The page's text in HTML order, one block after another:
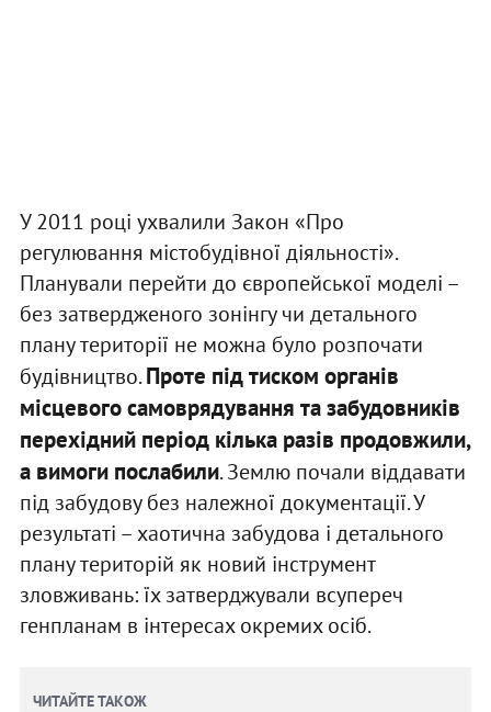
У 2011 році ухвалили Закон «Про
регулювання містобудівної діяльності».
Планували перейти до європейської моделі –
без затвердженого зонінгу чи детального
плану території не можна було розпочати
будівництво.Проте під тиском органів
місцевого самоврядування та забудовників
перехідний період кілька разів продовжили,
а вимоги послабили. Землю почали віддавати
під забудову без належної документації. У
результаті – хаотична забудова і детального
плану територій як новий інструмент
зловживань: їх затверджували всупереч
генпланам в інтересах окремих осіб.
ЧИТАЙТЕ ТАКОЖ